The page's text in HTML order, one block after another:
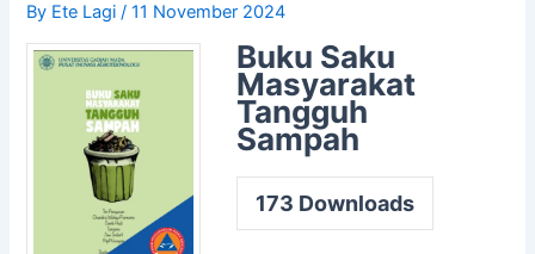
By Ete Lagi/11 November 2024
Buku Saku
Masyarakat
Tangguh
Sampah
173 Downloads